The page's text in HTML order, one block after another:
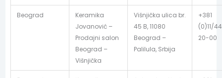
Beograd
Keramika
Jovanović –
Prodajni salon
Beograd –
Višnjička
Višnjička ulica br.
45 B, 11080
Beograd –
Palilula, Srbija
+381
(0)11/
20-00